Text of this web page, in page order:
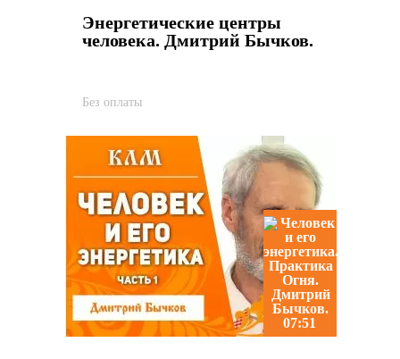
Энергетические центры
человека. Дмитрий Бычков.
Без оплаты
07:51